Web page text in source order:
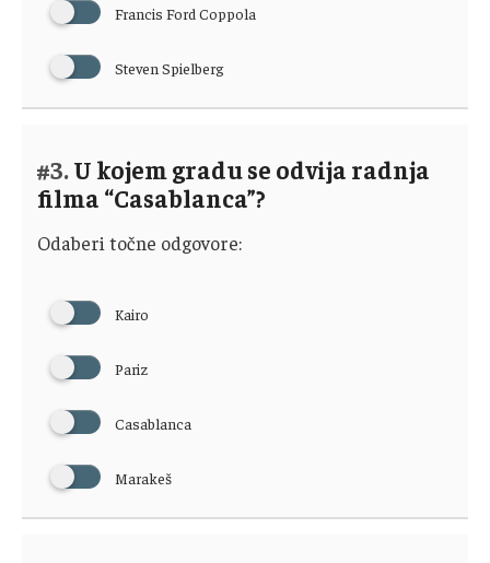
Francis Ford Coppola
Steven Spielberg
#3.U kojem gradu se odvija radnja
filma “Casablanca”?
Odaberi točne odgovore:
Kairo
Pariz
Casablanca
Marakeš